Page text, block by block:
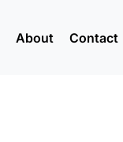
About Contact